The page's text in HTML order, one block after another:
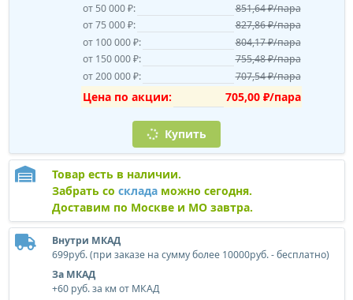
от 50 000 ₽:
851,64 ₽/пара
от 75 000 ₽:
827,86 ₽/пара
от 100 000 ₽:
804,17 ₽/пара
от 150 000 ₽:
755,48 ₽/пара
от 200 000 ₽:
707,54 ₽/пара
Цена по акции: 705,00 ₽/пара
Купить
Товар есть в наличии.
Забрать со складаможно сегодня.
Доставим по Москве и МО завтра.
Внутри МКАД
699руб. (при заказе на сумму более 10000руб. - бесплатно)
За МКАД
+60 руб. за км от МКАД